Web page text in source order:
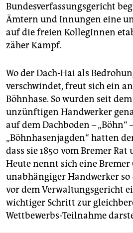
Bundesverfassungsgericht
Ämtern und Innungen eine
auf die freien KollegInnen
zäher Kampf.
Wo der Dach-Hai als
verschwindet, freut sich ein
Böhnhase. So wurden seit
unzünftigen Handwerker
auf dem Dachboden – „Böhn“
„Böhnhasenjagden“ hatten
dass sie 1850 vom Bremer
Heute nennt sich eine Bremer
unabhängiger Handwerker
vor dem Verwaltungsgericht
wichtiger Schritt zur
Wettbewerbs-Teilnahme